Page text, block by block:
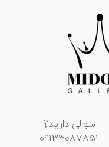
سوالی دارید؟
09133087851